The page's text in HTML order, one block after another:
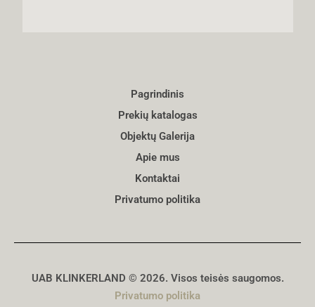
Pagrindinis
Prekių katalogas
Objektų Galerija
Apie mus
Kontaktai
Privatumo politika
UAB KLINKERLAND © 2026. Visos teisės saugomos.
Privatumo politika